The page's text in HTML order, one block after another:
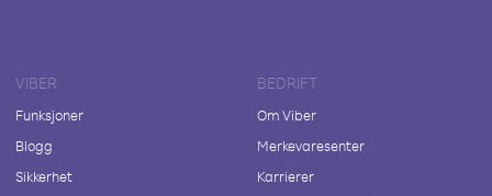
VIBER
Funksjoner
Blogg
Sikkerhet
BEDRIFT
Om Viber
Merkevaresenter
Karrierer